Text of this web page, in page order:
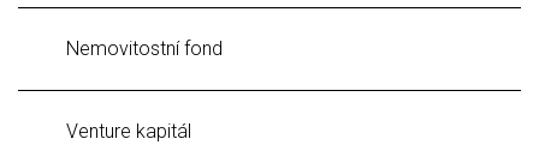
Nemovitostní fond
Venture kapitál